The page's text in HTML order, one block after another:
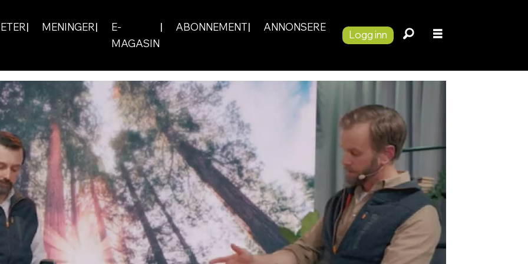
MENINGER
E-
MAGASIN
ABONNEMENT ANNONSERE
Logg inn